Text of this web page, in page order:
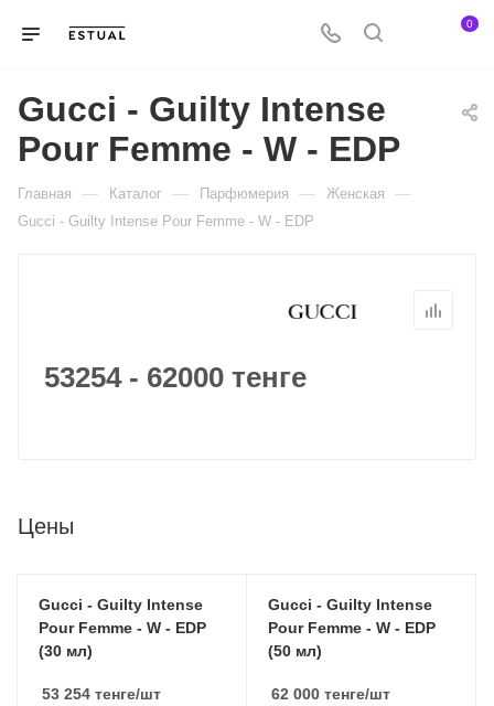
0
Gucci - Guilty Intense
Pour Femme - W - EDP
Главная — Каталог — Парфюмерия — Женская —
Gucci - Guilty Intense Pour Femme - W - EDP
53254 - 62000 тенге
Цены
Gucci - Guilty Intense
Pour Femme - W - EDP
(30 мл)
53 254 тенге/шт
Gucci - Guilty Intense
Pour Femme - W - EDP
(50 мл)
62 000 тенге/шт